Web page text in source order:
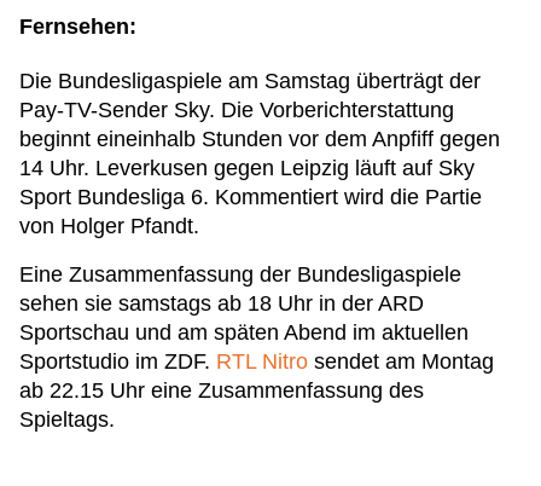
Fernsehen:
Die Bundesligaspiele am Samstag überträgt der
Pay-TV-Sender Sky. Die Vorberichterstattung
beginnt eineinhalb Stunden vor dem Anpfiff gegen
14 Uhr. Leverkusen gegen Leipzig läuft auf Sky
Sport Bundesliga 6. Kommentiert wird die Partie
von Holger Pfandt.
Eine Zusammenfassung der Bundesligaspiele
sehen sie samstags ab 18 Uhr in der ARD
Sportschau und am späten Abend im aktuellen
Sportstudio im ZDF. RTL Nitro sendet am Montag
ab 22.15 Uhr eine Zusammenfassung des
Spieltags.